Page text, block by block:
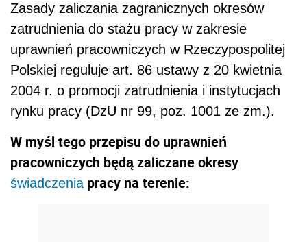
Zasady zaliczania zagranicznych okresów
zatrudnienia do stażu pracy w zakresie
uprawnień pracowniczych w Rzeczypospolitej
Polskiej reguluje art. 86 ustawy z 20 kwietnia
2004 r. o promocji zatrudnienia i instytucjach
rynku pracy (DzU nr 99, poz. 1001 ze zm.).
W myśl tego przepisu do uprawnień
pracowniczych będą zaliczane okresy
świadczeniapracy na terenie: